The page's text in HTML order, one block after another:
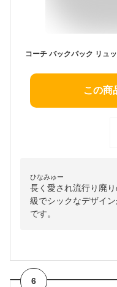
この商
ひなみゅー
長く愛され流行り廃
級でシックなデザイ
です。
6